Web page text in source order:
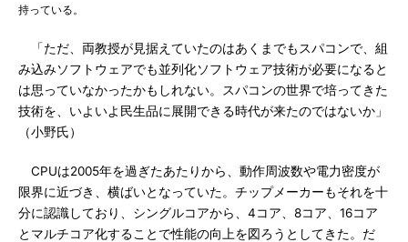
持っている。
「ただ、両教授が見据えていたのはあくまでもスパコンで、組
み込みソフトウェアでも並列化ソフトウェア技術が必要になると
は思っていなかったかもしれない。スパコンの世界で培ってきた
技術を、いよいよ民生品に展開できる時代が来たのではないか」
（小野氏）
CPUは2005年を過ぎたあたりから、動作周波数や電力密度が
限界に近づき、横ばいとなっていた。チップメーカーもそれを十
分に認識しており、シングルコアから、4コア、8コア、16コア
とマルチコア化することで性能の向上を図ろうとしてきた。だ